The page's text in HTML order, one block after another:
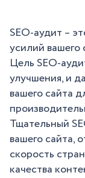
SEO-аудит –
усилий вашего
Цель SEO-
улучшения, и
вашего сайта
Тщательный
вашего сайта,
скорость
качества